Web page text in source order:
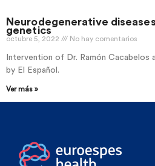
Neurodegenerative
genetics
octubre 5, 2022 No hay comentarios
Intervention of Dr. Ramón Cacabelos
by El Español.
Ver más »